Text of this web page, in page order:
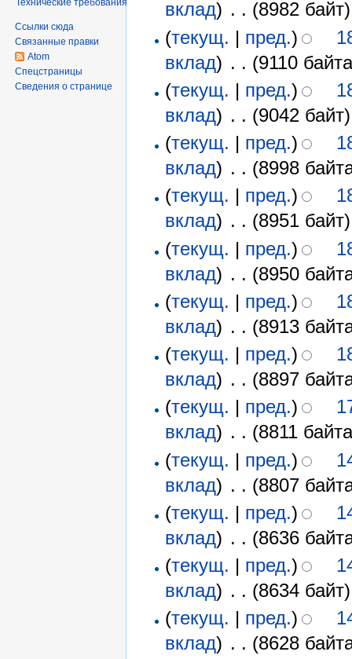
вклад) . . (8982 байт)
(текущ. | пред.)
вклад) . . (9110
(текущ. | пред.)
вклад) . . (9042 байт)
(текущ. | пред.)
вклад) . . (8998
(текущ. | пред.)
вклад) . . (8951 байт)
(текущ. | пред.)
вклад) . . (8950
(текущ. | пред.)
вклад) . . (8913
(текущ. | пред.)
вклад) . . (8897
(текущ. | пред.)
вклад) . . (8811
(текущ. | пред.)
вклад) . . (8807
(текущ. | пред.)
вклад) . . (8636
(текущ. | пред.)
вклад) . . (8634 байт)
(текущ. | пред.)
вклад) . . (8628
Технические требования
Ссылки сюда
Связанные правки
Atom
Спецстраницы
Сведения о странице